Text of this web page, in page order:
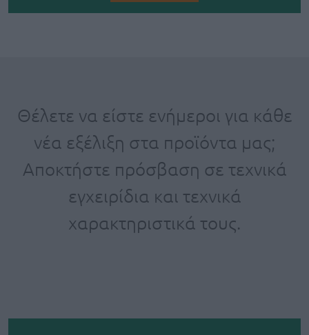
Θέλετε να είστε ενήμεροι για κάθε
νέα εξέλιξη στα προϊόντα μας;
Αποκτήστε πρόσβαση σε τεχνικά
εγχειρίδια και τεχνικά
χαρακτηριστικά τους.